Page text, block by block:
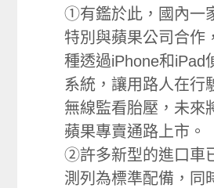
①有鑑於此，國內一
特別與蘋果公司合作
種透過iPhone和iPad
系統，讓用路人在行
無線監看胎壓，未來
蘋果專賣通路上市。
②許多新型的進口車
測列為標準配備，同